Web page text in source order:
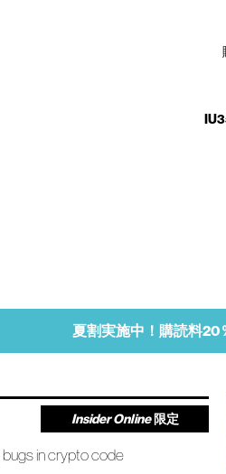
夏割実施中！購読料20
Insider Online 限定
in crypto code